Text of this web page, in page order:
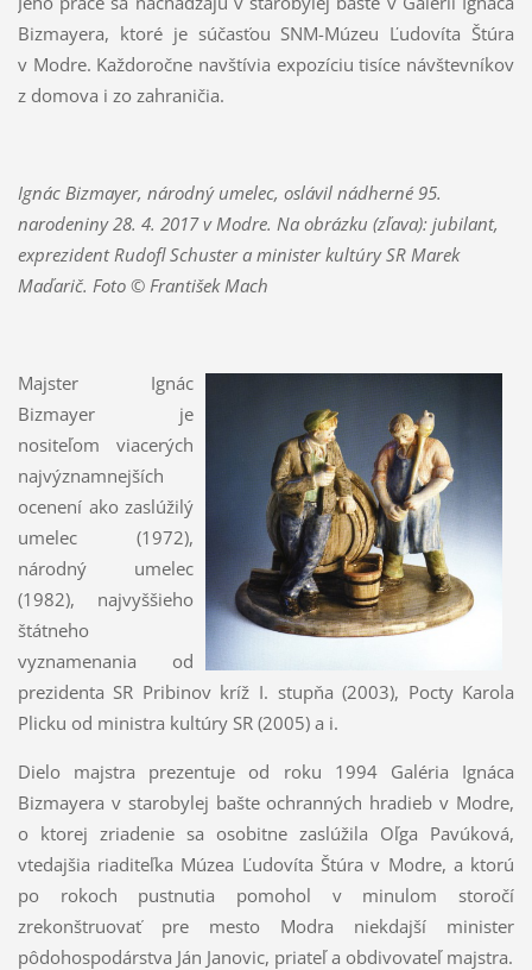
Bizmayera, ktoré je súčasťou SNM-Múzeu Ľudovíta Štúra
v Modre. Každoročne navštívia expozíciu tisíce návštevníkov
z domova i zo zahraničia.
Ignác Bizmayer, národný umelec, oslávil nádherné 95.
narodeniny 28. 4. 2017 v Modre. Na obrázku (zľava): jubilant,
exprezident Rudofl Schuster a minister kultúry SR Marek
Maďarič. Foto © František Mach
Majster Ignác
Bizmayer je
nositeľom viacerých
najvýznamnejších
ocenení ako zaslúžilý
umelec (1972),
národný umelec
(1982), najvyššieho
štátneho
vyznamenania od
prezidenta SR Pribinov kríž I. stupňa (2003), Pocty Karola
Plicku od ministra kultúry SR (2005) a i.
Dielo majstra prezentuje od roku 1994 Galéria Ignáca
Bizmayera v starobylej bašte ochranných hradieb v Modre,
o ktorej zriadenie sa osobitne zaslúžila Oľga Pavúková,
vtedajšia riaditeľka Múzea Ľudovíta Štúra v Modre, a ktorú
po rokoch pustnutia pomohol v minulom storočí
zrekonštruovať pre mesto Modra niekdajší minister
pôdohospodárstva Ján Janovic, priateľ a obdivovateľ majstra.